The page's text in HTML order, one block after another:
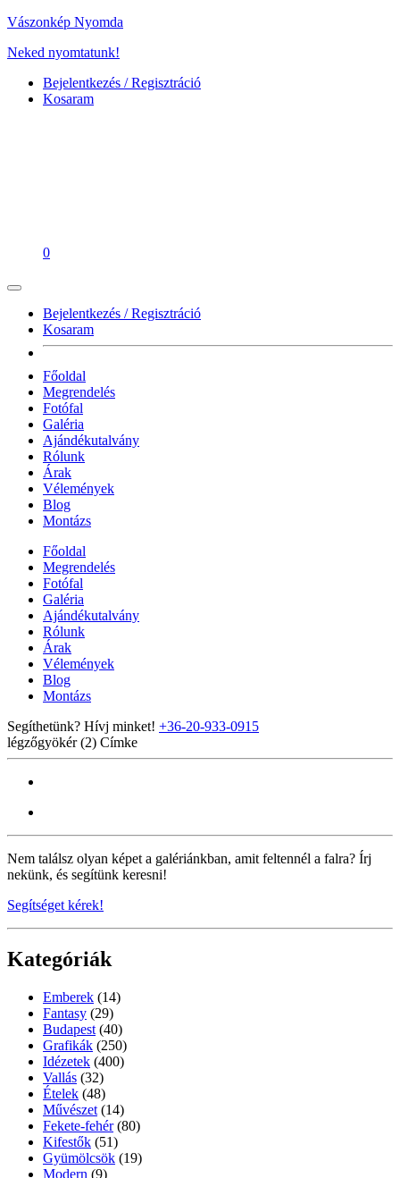
Vászonkép Nyomda
Neked nyomtatunk!
Bejelentkezés / Regisztráció
Kosaram
0
Bejelentkezés / Regisztráció
Kosaram
Főoldal
Megrendelés
Fotófal
Galéria
Ajándékutalvány
Rólunk
Árak
Vélemények
Blog
Montázs
Főoldal
Megrendelés
Fotófal
Galéria
Ajándékutalvány
Rólunk
Árak
Vélemények
Blog
Montázs
Segíthetünk? Hívj minket! +36-20-933-0915
légzőgyökér (2) Címke
Nem találsz olyan képet a galériánkban, amit feltennél a falra? Írj
nekünk, és segítünk keresni!
Segítséget kérek!
Kategóriák
Emberek (14)
Fantasy (29)
Budapest (40)
Grafikák (250)
Idézetek (400)
Vallás (32)
Ételek (48)
Művészet (14)
Fekete-fehér (80)
Kifestők (51)
Gyümölcsök (19)
Modern (9)